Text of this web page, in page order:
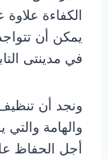
الكفاءة
يمكن أن
في مدينتى
ونجد أن
والهامة
أجل الحفاظ